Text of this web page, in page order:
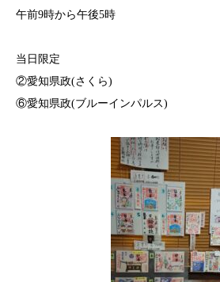
午前9時から午後5時
当日限定
②愛知県政(さくら)
⑥愛知県政(ブルーインパルス)